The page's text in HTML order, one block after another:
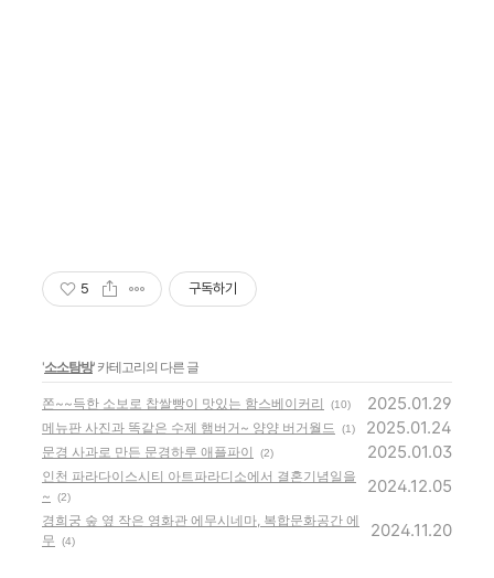
5 구독하기
'소소탐방' 카테고리의 다른 글
쫀~~득한 소보로 찹쌀빵이 맛있는 함스베이커리 (10) 2025.01.29
메뉴판 사진과 똑같은 수제 햄버거~ 양양 버거월드 (1) 2025.01.24
문경 사과로 만든 문경하루 애플파이 (2) 2025.01.03
인천 파라다이스시티 아트파라디소에서 결혼기념일을
~
(2)
2024.12.05
경희궁 숲 옆 작은 영화관 에무시네마, 복합문화공간 에
무
(4)
2024.11.20